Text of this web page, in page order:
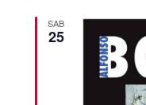
SAB
25